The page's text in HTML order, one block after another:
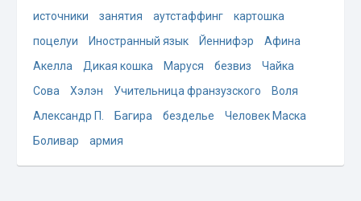
источники
занятия аутстаффинг
картошка
поцелуи
Иностранный язык Йеннифэр
Афина
Акелла
Дикая кошка Маруся безвиз
Чайка
Сова
Хэлэн Учительница франзузского
Воля
Александр П.
Багира безделье
Человек Маска
Боливар
армия